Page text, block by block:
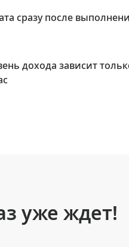
сразу после
дохода зависит
уже ждет!